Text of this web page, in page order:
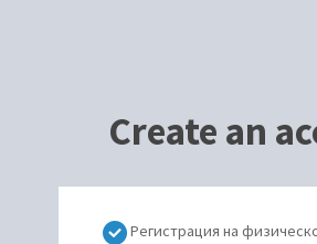
Create an
Регистрация на